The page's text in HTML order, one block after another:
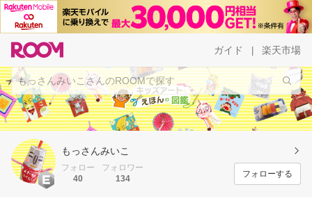
ガイド 楽天市場
もっさんみいこ
フォロー
40
フォロワー
134
フォローする